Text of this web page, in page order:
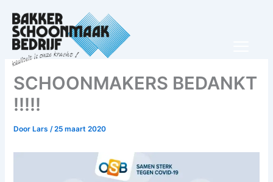
naar
inhoud
SCHOONMAKERS BEDANKT
!!!!!
DoorLars/25 maart 2020